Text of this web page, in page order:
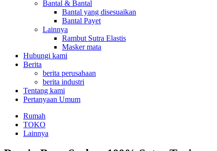
Bantal & Bantal
Bantal yang disesuaikan
Bantal Payet
Lainnya
Rambut Sutra Elastis
Masker mata
Hubungi kami
Berita
berita perusahaan
berita industri
Tentang kami
Pertanyaan Umum
Rumah
TOKO
Lainnya